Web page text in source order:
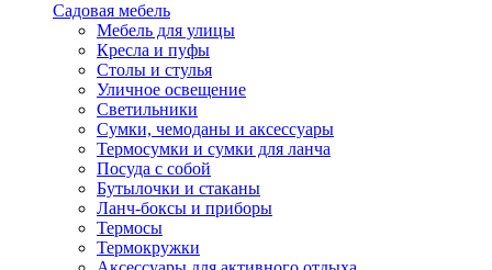
Садовая мебель
Мебель для улицы
Кресла и пуфы
Столы и стулья
Уличное освещение
Светильники
Сумки, чемоданы и аксессуары
Термосумки и сумки для ланча
Посуда с собой
Бутылочки и стаканы
Ланч-боксы и приборы
Термосы
Термокружки